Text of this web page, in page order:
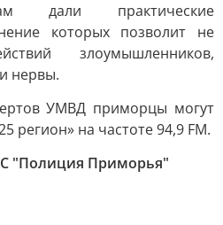
дали практические
которых позволит не
злоумышленников,
нервы.
УМВД приморцы могут
регион» на частоте 94,9 FM.
"Полиция Приморья"